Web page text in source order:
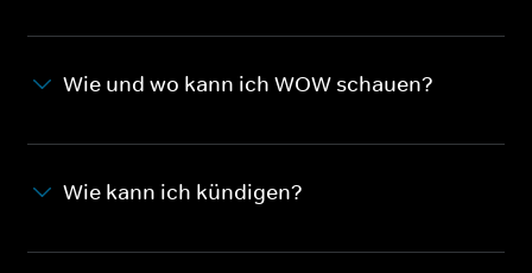
Wie und wo kann ich WOW schauen?
Wie kann ich kündigen?